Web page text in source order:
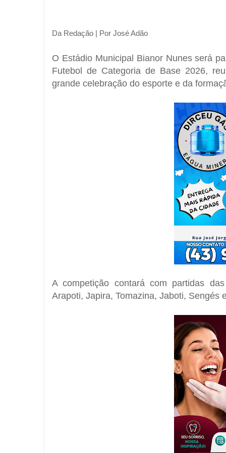
Da Redação | Por José Adão
O Estádio Municipal Bianor Nunes será
Futebol de Categoria de Base 2026,
grande celebração do esporte e da
A competição contará com partidas
Arapoti, Japira, Tomazina, Jaboti, Sengés